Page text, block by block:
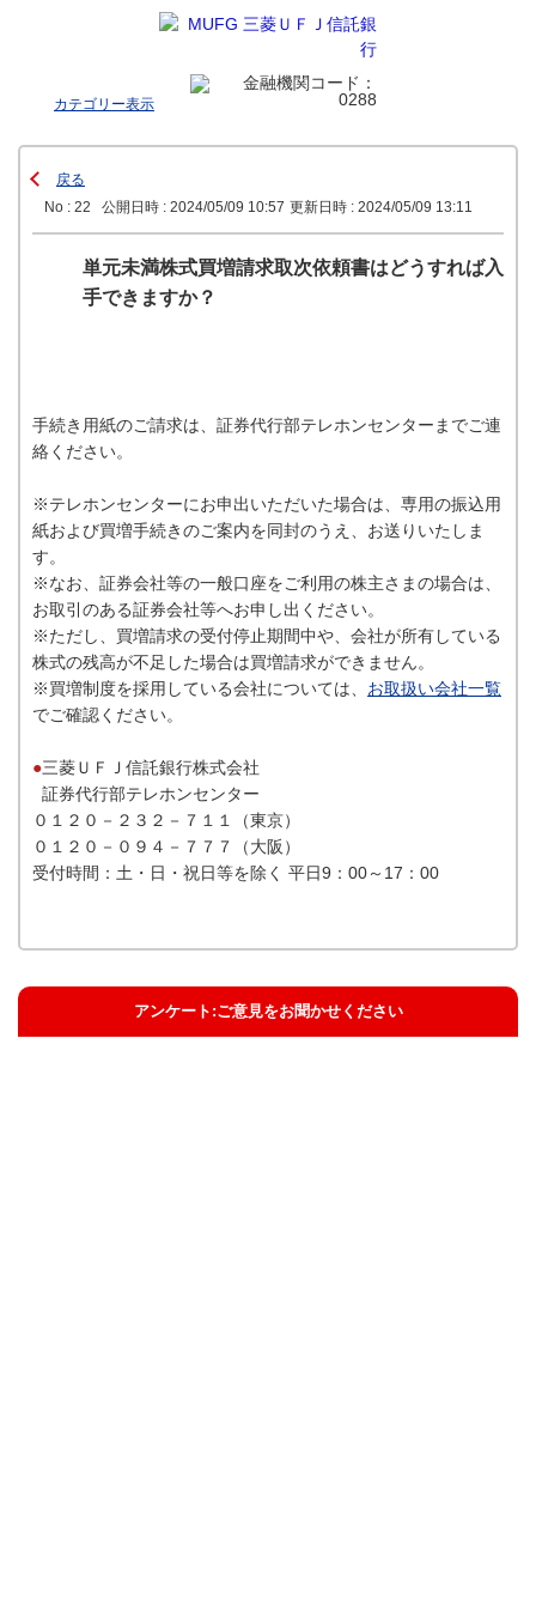
カテゴリー表示
戻る
No : 22
公開日時 : 2024/05/09 10:57 更新日時 : 2024/05/09 13:11
単元未満株式買増請求取次依頼書はどうすれば入
手できますか？
手続き用紙のご請求は、証券代行部テレホンセンターまでご連
絡ください。
※テレホンセンターにお申出いただいた場合は、専用の振込用
紙および買増手続きのご案内を同封のうえ、お送りいたしま
す。
※なお、証券会社等の一般口座をご利用の株主さまの場合は、
お取引のある証券会社等へお申し出ください。
※ただし、買増請求の受付停止期間中や、会社が所有している
株式の残高が不足した場合は買増請求ができません。
※買増制度を採用している会社については、 お取扱い会社一覧
でご確認ください。
●三菱ＵＦＪ信託銀行株式会社
証券代行部テレホンセンター
０１２０－２３２－７１１（東京）
０１２０－０９４－７７７（大阪）
受付時間：土・日・祝日等を除く 平日9：00～17：00
アンケート:ご意見をお聞かせください